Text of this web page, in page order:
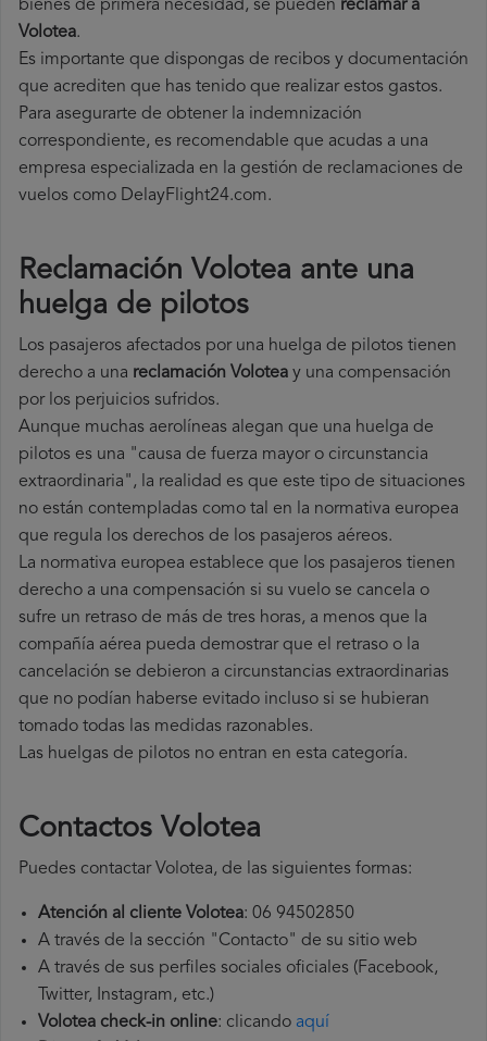
bienes de primera necesidad, se pueden reclamar a
Volotea.
Es importante que dispongas de recibos y documentación
que acrediten que has tenido que realizar estos gastos.
Para asegurarte de obtener la indemnización
correspondiente, es recomendable que acudas a una
empresa especializada en la gestión de reclamaciones de
vuelos como DelayFlight24.com.
Reclamación Volotea ante una
huelga de pilotos
Los pasajeros afectados por una huelga de pilotos tienen
derecho a una reclamación Volotea y una compensación
por los perjuicios sufridos.
Aunque muchas aerolíneas alegan que una huelga de
pilotos es una "causa de fuerza mayor o circunstancia
extraordinaria", la realidad es que este tipo de situaciones
no están contempladas como tal en la normativa europea
que regula los derechos de los pasajeros aéreos.
La normativa europea establece que los pasajeros tienen
derecho a una compensación si su vuelo se cancela o
sufre un retraso de más de tres horas, a menos que la
compañía aérea pueda demostrar que el retraso o la
cancelación se debieron a circunstancias extraordinarias
que no podían haberse evitado incluso si se hubieran
tomado todas las medidas razonables.
Las huelgas de pilotos no entran en esta categoría.
Contactos Volotea
Puedes contactar Volotea, de las siguientes formas:
Atención al cliente Volotea: 06 94502850
A través de la sección "Contacto" de su sitio web
A través de sus perfiles sociales oficiales (Facebook,
Twitter, Instagram, etc.)
Volotea check-in online: clicando aquí